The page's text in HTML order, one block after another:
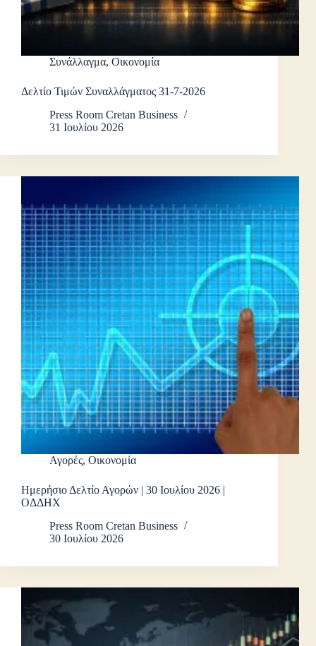
Συνάλλαγμα, Οικονομία
Δελτίο Τιμών Συναλλάγματος 31-7-2026
Press Room Cretan Business
31 Ιουλίου 2026
Αγορές, Οικονομία
Ημερήσιο Δελτίο Αγορών | 30 Ιουλίου 2026 |
ΟΔΔΗΧ
Press Room Cretan Business
30 Ιουλίου 2026